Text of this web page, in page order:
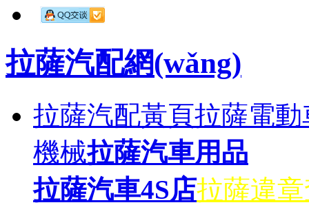
拉薩汽配網(wǎng)
拉薩汽配黃頁拉薩電動
機械拉薩汽車用品
拉薩汽車4S店拉薩違